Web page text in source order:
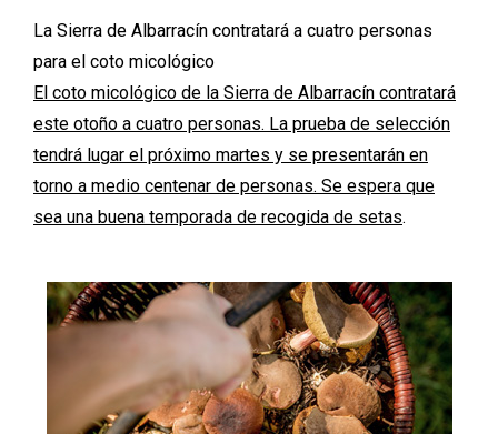
La Sierra de Albarracín contratará a cuatro personas
para el coto micológico
El coto micológico de la Sierra de Albarracín contratará
este otoño a cuatro personas. La prueba de selección
tendrá lugar el próximo martes y se presentarán en
torno a medio centenar de personas. Se espera que
sea una buena temporada de recogida de setas.